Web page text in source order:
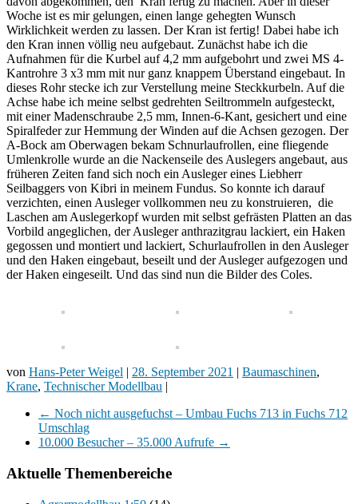
Woche ist es mir gelungen, einen lange gehegten Wunsch
Wirklichkeit werden zu lassen. Der Kran ist fertig! Dabei habe ich
den Kran innen völlig neu aufgebaut. Zunächst habe ich die
Aufnahmen für die Kurbel auf 4,2 mm aufgebohrt und zwei MS 4-
Kantrohre 3 x3 mm mit nur ganz knappem Überstand eingebaut. In
dieses Rohr stecke ich zur Verstellung meine Steckkurbeln. Auf die
Achse habe ich meine selbst gedrehten Seiltrommeln aufgesteckt,
mit einer Madenschraube 2,5 mm, Innen-6-Kant, gesichert und eine
Spiralfeder zur Hemmung der Winden auf die Achsen gezogen. Der
A-Bock am Oberwagen bekam Schnurlaufrollen, eine fliegende
Umlenkrolle wurde an die Nackenseile des Auslegers angebaut, aus
früheren Zeiten fand sich noch ein Ausleger eines Liebherr
Seilbaggers von Kibri in meinem Fundus. So konnte ich darauf
verzichten, einen Ausleger vollkommen neu zu konstruieren, die
Laschen am Auslegerkopf wurden mit selbst gefrästen Platten an das
Vorbild angeglichen, der Ausleger anthrazitgrau lackiert, ein Haken
gegossen und montiert und lackiert, Schurlaufrollen in den Ausleger
und den Haken eingebaut, beseilt und der Ausleger aufgezogen und
der Haken eingeseilt. Und das sind nun die Bilder des Coles.
von Hans-Peter Weigel | 28. September 2021 | Baumaschinen,
Krane, Technischer Modellbau |
← Noch nicht ausgefuchst – Umbau Fuchs 713 in Fuchs 712
Umschlag
10.000 Besucher – 35.000 Aufrufe →
Aktuelle Themenbereiche